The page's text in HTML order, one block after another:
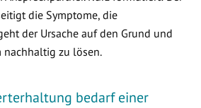
die Symptome, die
der Ursache auf den Grund und
nachhaltig zu lösen.
bedarf einer